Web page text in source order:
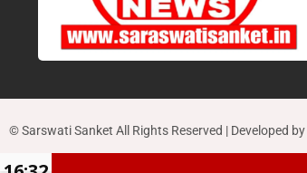
© Sarswati Sanket All Rights Reserved | Developed by